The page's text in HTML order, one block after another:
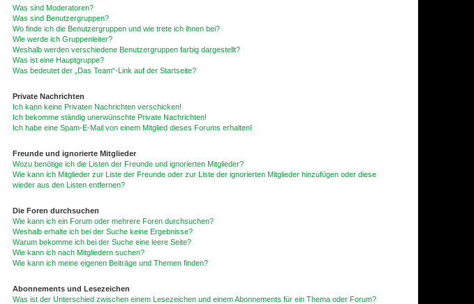
Was sind Moderatoren?
Was sind Benutzergruppen?
Wo finde ich die Benutzergruppen und wie trete ich ihnen bei?
Wie werde ich Gruppenleiter?
Weshalb werden verschiedene Benutzergruppen farbig dargestellt?
Was ist eine Hauptgruppe?
Was bedeutet der „Das Team“-Link auf der Startseite?
Private Nachrichten
Ich kann keine Privaten Nachrichten verschicken!
Ich bekomme ständig unerwünschte Private Nachrichten!
Ich habe eine Spam-E-Mail von einem Mitglied dieses Forums erhalten!
Freunde und ignorierte Mitglieder
Wozu benötige ich die Listen der Freunde und ignorierten Mitglieder?
Wie kann ich Mitglieder zur Liste der Freunde oder zur Liste der ignorierten Mitglieder hinzufügen oder diese
wieder aus den Listen entfernen?
Die Foren durchsuchen
Wie kann ich ein Forum oder mehrere Foren durchsuchen?
Weshalb erhalte ich bei der Suche keine Ergebnisse?
Warum bekomme ich bei der Suche eine leere Seite?
Wie kann ich nach Mitgliedern suchen?
Wie kann ich meine eigenen Beiträge und Themen finden?
Abonnements und Lesezeichen
Was ist der Unterschied zwischen einem Lesezeichen und einem Abonnements für ein Thema oder Forum?